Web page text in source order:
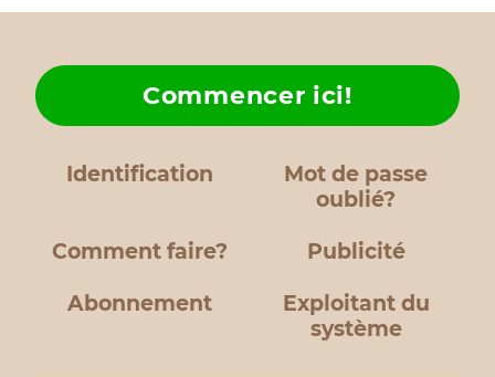
Identification
Mot de passe
oublié?
Comment faire?
Commencer ici!
Publicité
Abonnement
Exploitant du
système